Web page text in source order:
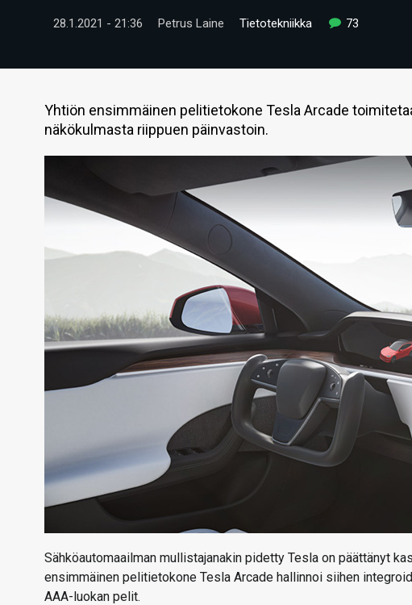
28.1.2021 - 21:36 Petrus Laine Tietotekniikka 73
Yhtiön ensimmäinen pelitietokone Tesla Arcade
näkökulmasta riippuen päinvastoin.
Sähköautomaailman mullistajanakin pidetty Tesla on päättänyt
ensimmäinen pelitietokone Tesla Arcade hallinnoi siihen
AAA-luokan pelit.